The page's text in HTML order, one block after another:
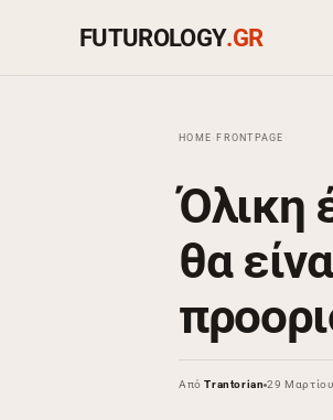
FUTUROLOGY.GR
HOME FRONTPAGE
Όλικη
θα
ΑπόTrantorian 29